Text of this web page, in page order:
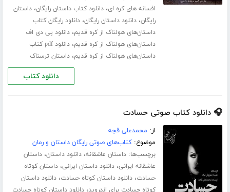
افسانه های کره ای،دانلود کتاب داستان رایگان،داستان
رایگان،دانلود داستان رایگان،دانلود رایگان کتاب
داستان‌های هولناک از کره قدیم،دانلود پی دی اف
داستان‌های هولناک از کره قدیم،
دانلود pdf کتاب
داستان‌های هولناک از کره قدیم،داستان ترسناک
دانلود کتاب
🎧 دانلود کتاب صوتی حسادت
از: محمدعلی قجه
موضوع:کتاب‌های صوتی رایگان داستان و رمان
برچسب‌ها:داستان عاشقانه،دانلود داستان،داستان
عاشقانه ایرانی،دانلود داستان ایرانی،داستان کوتاه
حسادت،دانلود داستان کوتاه حسادت،دانلود داستان
کوتاه حسادت برای اندروید،دانلود داستان کوتاه حسادت